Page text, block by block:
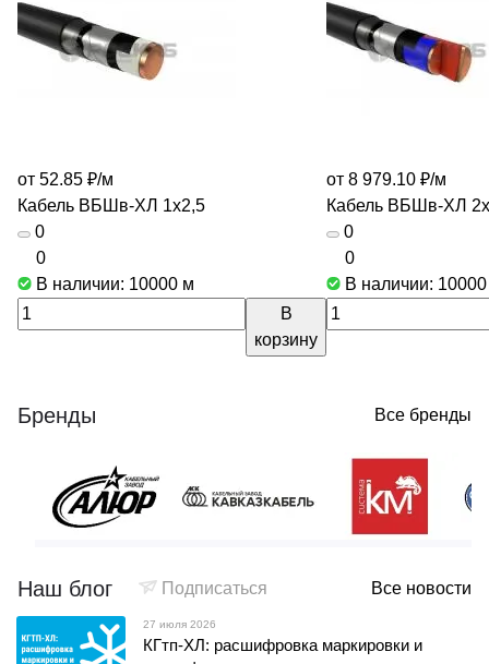
от 52.85 ₽/м
Кабель ВБШв-ХЛ 1х2,5
0
0
В наличии: 10000 м
В
корзину
от 8 979.10 ₽/м
Кабель ВБШв-ХЛ
0
0
В наличии:
Бренды Все бренды
Наш блог Подписаться Все новости
27 июля 2026
КГтп-ХЛ: расшифровка маркировки и